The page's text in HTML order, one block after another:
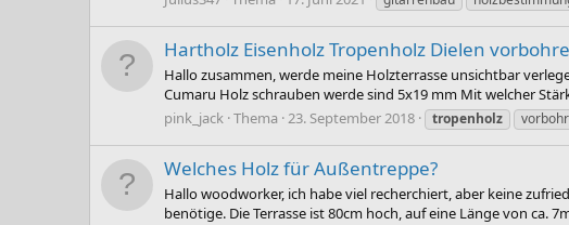
Hartholz Eisenholz Tropenholz Dielen
Hallo zusammen, werde meine Holzterrasse unsichtbar
Cumaru Holz schrauben werde sind 5x19 mm Mit welcher
pink_jack Thema 23. September 2018 tropenholz
Welches Holz für Außentreppe?
Hallo woodworker, ich habe viel recherchiert, aber keine
benötige. Die Terrasse ist 80cm hoch, auf eine Länge von ca.